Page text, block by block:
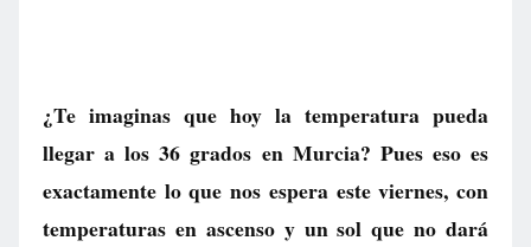
¿Te imaginas que hoy la temperatura pueda
llegar a los 36 grados en Murcia? Pues eso es
exactamente lo que nos espera este viernes, con
temperaturas en ascenso y un sol que no dará